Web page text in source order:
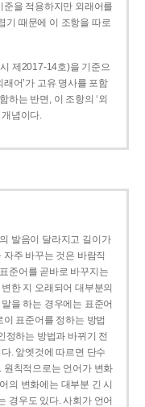
준을 적용하지만 외래어를
기 때문에 이 조항을 따로
제2017-14호)을 기준으
어’가 고유 명사를 포함
하는 반면, 이 조항의 ‘외
념이다.
발음이 달라지고 길이가
주 바꾸는 것은 바람직
준어를 곧바로 바꾸지는
한 지 오래되어 대부분의
을 하는 경우에는 표준어
표준어를 정하는 방법
정하는 방법과 바뀌기 전
. 앞엣것에 따르면 단수
원칙적으로는 언어가 변화
의 변화에는 대부분 긴 시
경우도 있다. 사회가 언어